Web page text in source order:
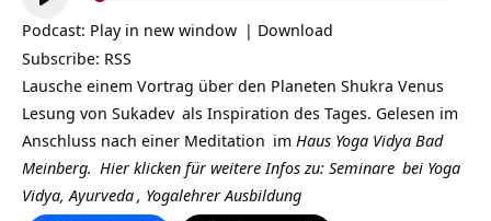
Player
Podcast: Play in new window | Download
Subscribe: RSS
Lausche einem Vortrag über den Planeten Shukra Venus
Lesung von Sukadev als Inspiration des Tages. Gelesen im
Anschluss nach einer Meditation im Haus Yoga Vidya Bad
Meinberg. Hier klicken für weitere Infos zu: Seminare bei Yoga
Vidya,Ayurveda, Yogalehrer Ausbildung